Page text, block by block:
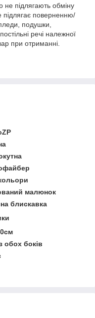
не підлягають обміну
підлягає поверненню/
подушки,
речі належної
при отриманні.
малюнок
блискавка
обох боків